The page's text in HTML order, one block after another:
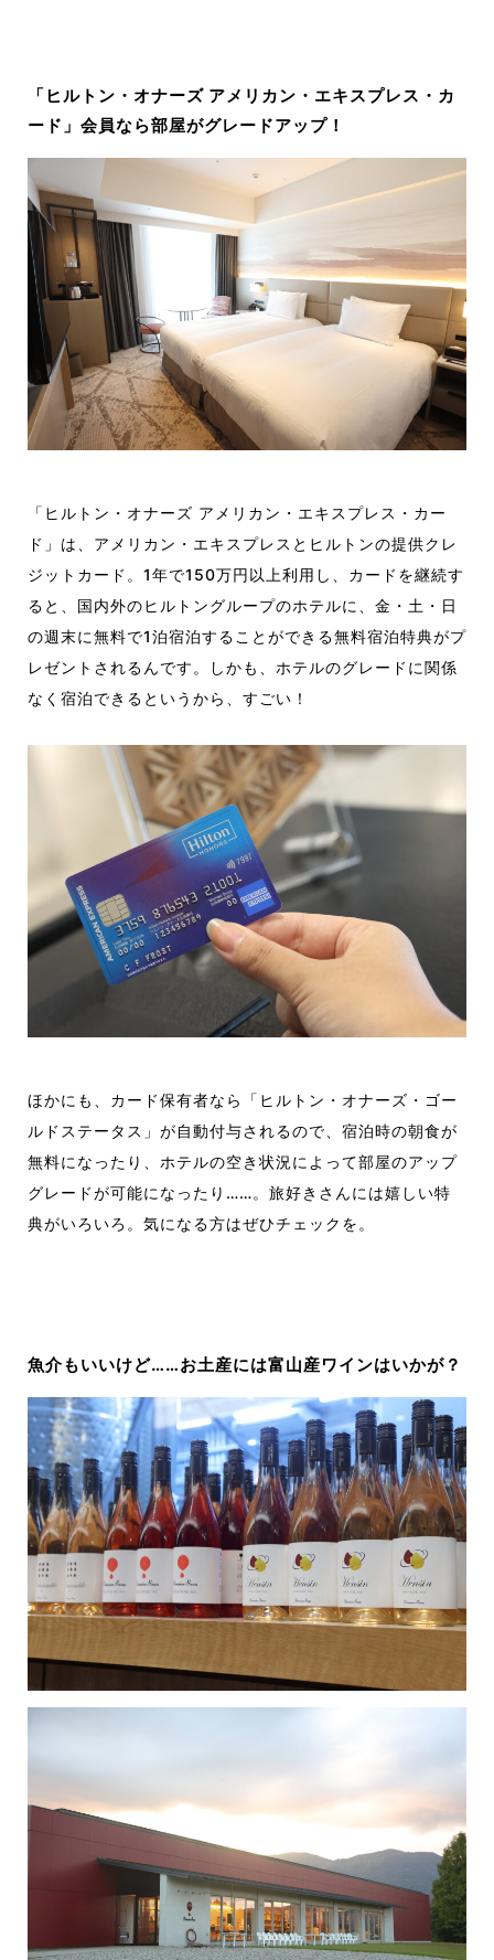
「 ヒルトン・オナーズ アメリカン・エキスプレス・カ
ード 」会員なら部屋がグレードアップ！
「ヒルトン・オナーズ アメリカン・エキスプレス・カー
ド」は、アメリカン・エキスプレスとヒルトンの提供クレ
ジットカード。1年で150万円以上利用し、カードを継続す
ると、国内外のヒルトングループのホテルに、金・土・日
の週末に無料で1泊宿泊することができる無料宿泊特典がプ
レゼントされるんです。しかも、ホテルのグレードに関係
なく宿泊できるというから、すごい！
ほかにも、カード保有者なら「ヒルトン・オナーズ・ゴー
ルドステータス」が自動付与されるので、宿泊時の朝食が
無料になったり、ホテルの空き状況によって部屋のアップ
グレードが可能になったり……。旅好きさんには嬉しい特
典がいろいろ。気になる方はぜひチェックを。
魚介もいいけど……お土産には富山産ワインはいかが？